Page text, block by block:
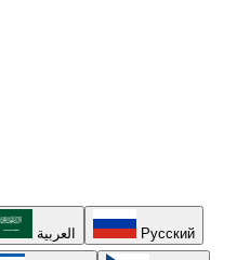
العربية Русский